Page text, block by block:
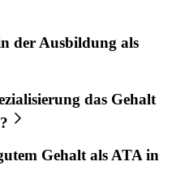
der Ausbildung als
das Gehalt
Gehalt als ATA in